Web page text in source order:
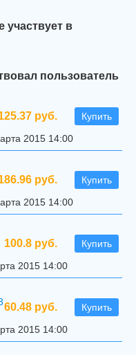
участвует в
пользователь
руб. Купить
2015 14:00
руб. Купить
2015 14:00
100.8 руб. Купить
2015 14:00
60.48 руб. Купить
2015 14:00